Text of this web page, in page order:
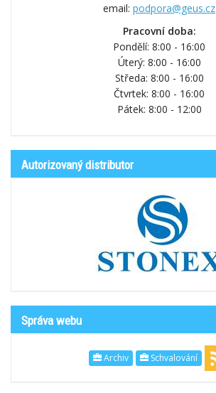
email: podpora@geus.cz
Pracovní doba:
Pondělí: 8:00 - 16:00
Úterý: 8:00 - 16:00
Středa: 8:00 - 16:00
Čtvrtek: 8:00 - 16:00
Pátek: 8:00 - 12:00
Autorizovaný distributor
Správa webu
Archiv Schvalování